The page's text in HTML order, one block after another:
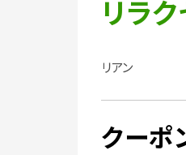
リラ
リアン
クーポ